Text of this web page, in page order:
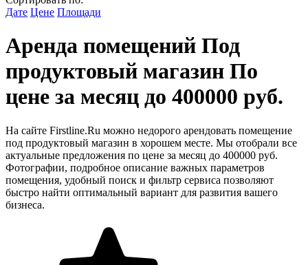
Дате Цене Площади
Аренда помещений Под
продуктовый магазин По
цене за месяц до 400000 руб.
На сайте Firstline.Ru можно недорого арендовать помещение
под продуктовый магазин в хорошем месте. Мы отобрали все
актуальные предложения по цене за месяц до 400000 руб.
Фотографии, подробное описание важных параметров
помещения, удобный поиск и фильтр сервиса позволяют
быстро найти оптимальный вариант для развития вашего
бизнеса.